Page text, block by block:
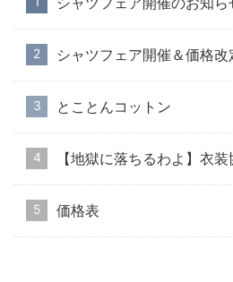
シャツフェア開催＆価格
とことんコットン
【地獄に落ちるわよ】衣
価格表